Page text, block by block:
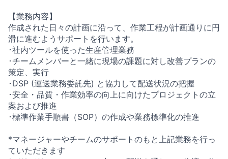
【業務内容】
作成された日々の計画に沿って、作業工程が計画通りに円
滑に進むようサポートを行います。
･社内ツールを使った生産管理業務
･チームメンバーと一緒に現場の課題に対し改善プランの
策定、実行
･DSP (運送業務委託先) と協力して配送状況の把握
･安全・品質・作業効率の向上に向けたプロジェクトの立
案および推進
･標準作業手順書（SOP）の作成や業務標準化の推進
*マネージャーやチームのサポートのもと上記業務を行っ
ていただきます